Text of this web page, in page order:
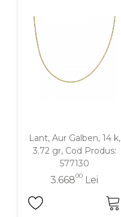
Cu pietre
Diamante
Lant, Aur Galben, 14 k,
3.72 gr, Cod Produs:
577130
3.66800 Lei